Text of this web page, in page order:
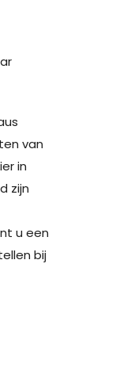
van
in
zijn
u een
bij